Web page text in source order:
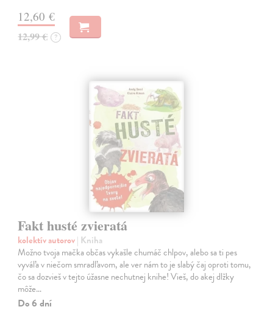
12,60 €
12,99 € ?
Fakt husté zvieratá
kolektív autorov| Kniha
Možno tvoja mačka občas vykašle chumáč chlpov, alebo sa ti pes
vyváľa v niečom smradľavom, ale ver nám to je slabý čaj oproti tomu,
čo sa dozvieš v tejto úžasne nechutnej knihe! Vieš, do akej dlžky
môže…
Do 6 dní